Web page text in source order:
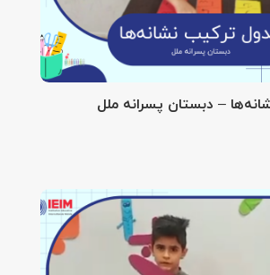
– دبستان پسرانه ملل